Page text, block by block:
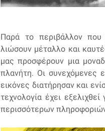
Παρά το περιβάλλον που
λιώσουν μέταλλο και
μας προσφέρουν μια
πλανήτη. Οι συνεχόμενες
εικόνες διατήρησαν και
τεχνολογία έχει
περισσότερων